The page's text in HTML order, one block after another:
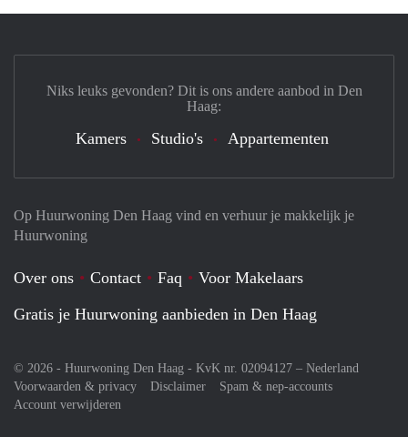
Op Huurwoning Den Haag vind en verhuur je makkelijk je
Huurwoning
Over ons Contact Faq
Voor Makelaars
Gratis je Huurwoning aanbieden in Den Haag
© 2026 - Huurwoning Den Haag - KvK nr. 02094127 – Nederland
Voorwaarden & privacy
Disclaimer
Spam & nep-accounts
Account verwijderen
Niks leuks gevonden? Dit is ons andere aanbod in Den
Haag:
Kamers Studio's Appartementen